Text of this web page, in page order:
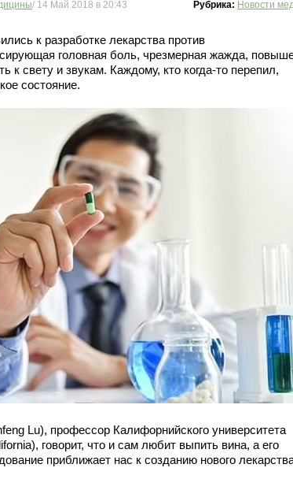
/ 14 Май 2018 в 20:43 Рубрика: Новости
к разработке лекарства против
головная боль, чрезмерная жажда,
к свету и звукам. Каждому, кто когда-то перепил,
состояние.
Lu), профессор Калифорнийского университета
говорит, что и сам любит выпить вина, а его
приближает нас к созданию нового